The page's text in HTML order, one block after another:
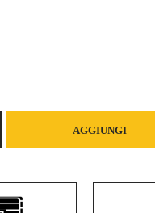
AGGIUNGI